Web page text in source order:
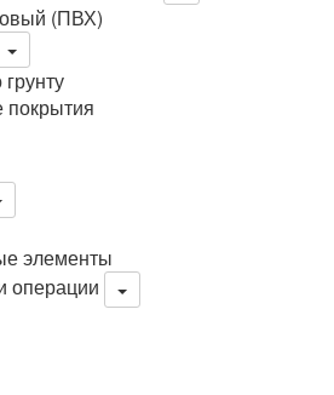
(ПВХ)
элементы
операции